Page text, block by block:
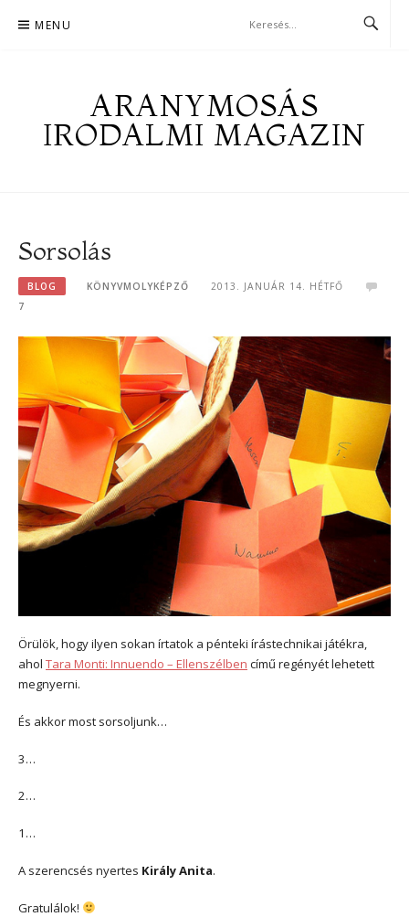
MENU
ARANYMOSÁS
IRODALMI MAGAZIN
Sorsolás
BLOG KÖNYVMOLYKÉPZŐ
2013. JANUÁR 14. HÉTFŐ
7
Örülök, hogy ilyen sokan írtatok a pénteki írástechnikai játékra,
ahol Tara Monti: Innuendo – Ellenszélben című regényét lehetett
megnyerni.
És akkor most sorsoljunk…
3…
2…
1…
A szerencsés nyertes Király Anita.
Gratulálok!